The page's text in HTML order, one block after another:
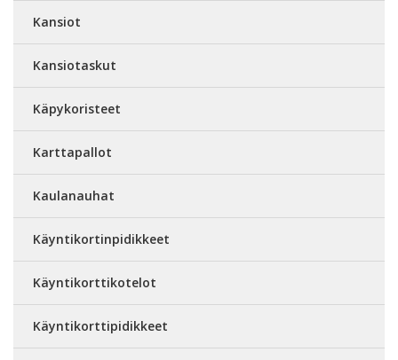
Kansiot
Kansiotaskut
Käpykoristeet
Karttapallot
Kaulanauhat
Käyntikortinpidikkeet
Käyntikorttikotelot
Käyntikorttipidikkeet